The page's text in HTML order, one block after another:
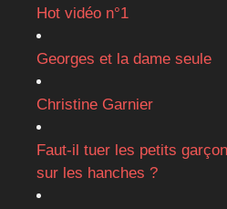
Hot vidéo n°1
Georges et la dame seule
Christine Garnier
Faut-il tuer les petits
sur les hanches ?